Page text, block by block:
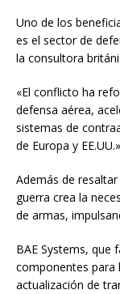
Uno de los
es el sector de
la consultora
«El conflicto ha
defensa aérea,
sistemas de
de Europa y
Además de
guerra crea la
de armas,
BAE Systems, que
componentes para
actualización de